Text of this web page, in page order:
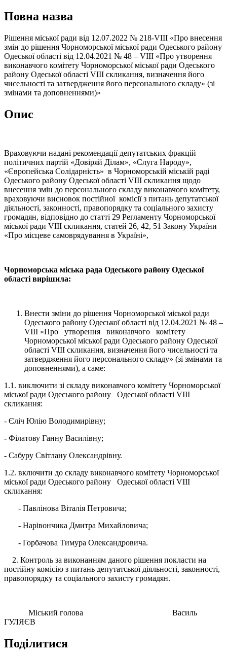
Повна назва
Рішення міської ради від 12.07.2022 № 218-VIII «Про внесення
змін до рішення Чорноморської міської ради Одеського району
Одеської області від 12.04.2021 № 48 – VIIІ «Про утворення
виконавчого комітету Чорноморської міської ради Одеського
району Одеської області VІІІ скликання, визначення його
чисельності та затвердження його персонального складу» (зі
змінами та доповненнями)»
Опис
Враховуючи надані рекомендації депутатських фракцій
політичних партій «Довіряй Ділам», «Слуга Народу»,
«Європейська Солідарність» в Чорноморській міській раді
Одеського району Одеської області VІІІ скликання щодо
внесення змін до персонального складу виконавчого комітету,
враховуючи висновок постійної комісії з питань депутатської
діяльності, законності, правопорядку та соціального захисту
громадян, відповідно до статті 29 Регламенту Чорноморської
міської ради VІІІ скликання, статей 26, 42, 51 Закону України
«Про місцеве самоврядування в Україні»,
Чорноморська міська рада Одеського району Одеської
області вирішила:
Внести зміни до рішення Чорноморської міської ради
Одеського району Одеської області від 12.04.2021 № 48 –
VIIІ «Про утворення виконавчого комітету
Чорноморської міської ради Одеського району Одеської
області VІІІ скликання, визначення його чисельності та
затвердження його персонального складу» (зі змінами та
доповненнями), а саме:
1.1. виключити зі складу виконавчого комітету Чорноморської
міської ради Одеського району Одеської області VІІІ
скликання:
- Єліч Юлію Володимирівну;
- Філатову Ганну Василівну;
- Сабуру Світлану Олександрівну.
1.2. включити до складу виконавчого комітету Чорноморської
міської ради Одеського району Одеської області VІІІ
скликання:
- Павлінова Віталія Петровича;
- Нарівончика Дмитра Михайловича;
- Горбачова Тимура Олександровича.
2. Контроль за виконанням даного рішення покласти на
постійну комісію з питань депутатської діяльності, законності,
правопорядку та соціального захисту громадян.
Міський голова Василь
ГУЛЯЄВ
Поділитися